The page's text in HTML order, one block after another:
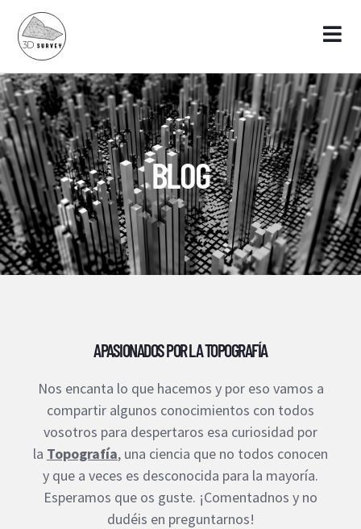
BLOG
APASIONADOS POR LA TOPOGRAFÍA
Nos encanta lo que hacemos y por eso vamos a
compartir algunos conocimientos con todos
vosotros para despertaros esa curiosidad por
la Topografía, una ciencia que no todos conocen
y que a veces es desconocida para la mayoría.
Esperamos que os guste. ¡Comentadnos y no
dudéis en preguntarnos!